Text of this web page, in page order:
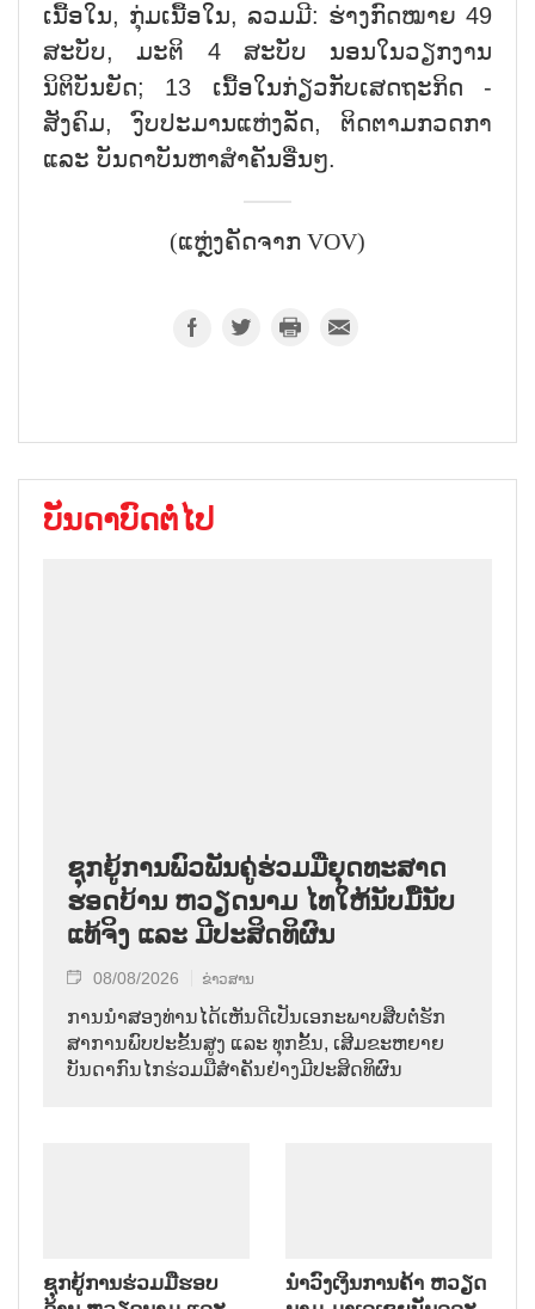
ເນື້ອໃນ, ກຸ່ມເນື້ອໃນ, ລວມມີ: ຮ່າງກົດໝາຍ 49
ສະບັບ, ມະຕິ 4 ສະບັບ ນອນໃນວຽກງານ
ນິຕິບັນຍັດ; 13 ເນື້ອໃນກ່ຽວກັບເສດຖະກິດ -
ສັງຄົມ, ງົບປະມານແຫ່ງລັດ, ຕິດຕາມກວດກາ
ແລະ ບັນດາບັນຫາສຳຄັນອື່ນໆ.
(ແຫຼ່ງຄັດຈາກ VOV)
ບັນດາບົດຕໍ່ໄປ
ຊຸກ​ຍູ້​ການ​ພົວ​ພັນ​ຄູ່​ຮ່ວມ​ມື​ຍຸດ​ທະ​ສາດ​
ຮອດ​ບ້ານ ຫວຽດ​ນາມ ໄທ​ໃຫ້​ນັບ​ມື້​ນັບ​
ແທ້​ຈິງ ແລະ ມີ​ປະ​ສິດ​ທິ​ຜົນ
08/08/2026 ຂ່າວສານ
ການ​ນຳ​ສອງ​ທ່ານ​ໄດ້​ເຫັນ​ດີ​ເປັນ​ເອ​ກະ​ພາບ​ສືບ​ຕໍ່​ຮັກ​
ສາ​ການ​ພົບ​ປະ​ຂັ້ນ​ສູງ ແລະ ທຸກ​ຂັ້ນ, ເສີມ​ຂະ​ຫຍາຍ​
ບັນ​ດາ​ກົນ​ໄກ​ຮ່ວມ​ມື​ສຳ​ຄັນ​ຢ່າງ​ມີ​ປະ​ສິດ​ທິ​ຜົນ
ຊຸກຍູ້ການຮ່ວມມືຮອບ
ນຳ​ວົງ​ເງິນ​ການ​ຄ້າ ຫວຽດ​